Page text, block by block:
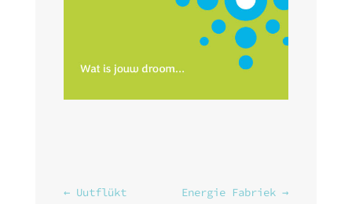
← Uutflükt Energie Fabriek →